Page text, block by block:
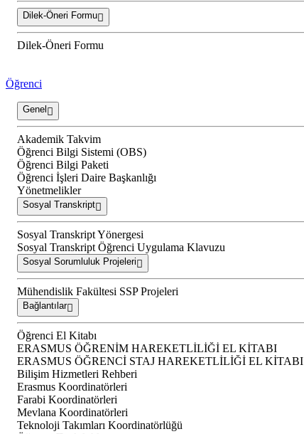
Dilek-Öneri Formu
Dilek-Öneri Formu
Öğrenci
Genel
Akademik Takvim
Öğrenci Bilgi Sistemi (OBS)
Öğrenci Bilgi Paketi
Öğrenci İşleri Daire Başkanlığı
Yönetmelikler
Sosyal Transkript
Sosyal Transkript Yönergesi
Sosyal Transkript Öğrenci Uygulama Klavuzu
Sosyal Sorumluluk Projeleri
Mühendislik Fakültesi SSP Projeleri
Bağlantılar
Öğrenci El Kitabı
ERASMUS ÖĞRENİM HAREKETLİLİĞİ EL KİTABI
ERASMUS ÖĞRENCİ STAJ HAREKETLİLİĞİ EL KİTABI
Bilişim Hizmetleri Rehberi
Erasmus Koordinatörleri
Farabi Koordinatörleri
Mevlana Koordinatörleri
Teknoloji Takımları Koordinatörlüğü